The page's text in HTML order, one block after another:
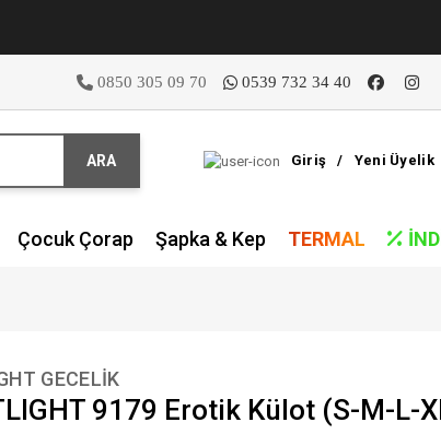
0850 305 09 70 0539 732 34 40
ARA Giriş / Yeni Üyelik
Çocuk Çorap Şapka & Kep TERMAL
GECELİK
9179 Erotik Külot (S-M-L-